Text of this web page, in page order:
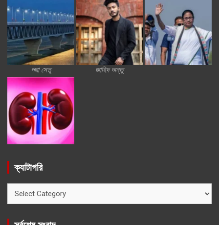
পদ্মা সেতু জাহিদ অন্তু
ক্যাটাগরি